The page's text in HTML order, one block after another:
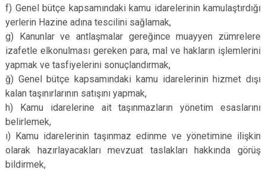
f) Genel bütçe kapsamındaki kamu idarelerinin kamulaştırdığı
yerlerin Hazine adına tescilini sağlamak,
g) Kanunlar ve antlaşmalar gereğince muayyen zümrelere
izafetle elkonulması gereken para, mal ve hakların işlemlerini
yapmak ve tasfiyelerini sonuçlandırmak,
ğ) Genel bütçe kapsamındaki kamu idarelerinin hizmet dışı
kalan taşınırlarının satışını yapmak,
h) Kamu idarelerine ait taşınmazların yönetim esaslarını
belirlemek,
ı) Kamu idarelerinin taşınmaz edinme ve yönetimine ilişkin
olarak hazırlayacakları mevzuat taslakları hakkında görüş
bildirmek,